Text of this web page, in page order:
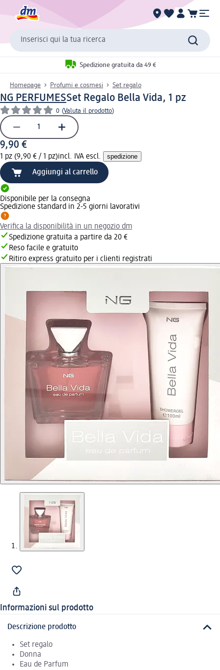
Inserisci qui la tua ricerca
Spedizione gratuita da 49 €
Homepage Profumi e cosmesi Set regalo
NG PERFUMESSet Regalo Bella Vida, 1 pz
0 (Valuta il prodotto)
9,90 €
1 pz (9,90 € / 1 pz)incl. IVA escl. spedizione
Aggiungi al carrello
Disponibile per la consegna
Spedizione standard in 2-5 giorni lavorativi
Verifica la disponibilità in un negozio dm
Spedizione gratuita a partire da 20 €
Reso facile e gratuito
Ritiro express gratuito per i clienti registrati
Informazioni sul prodotto
Descrizione prodotto
Set regalo
Donna
Eau de Parfum